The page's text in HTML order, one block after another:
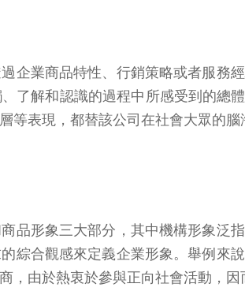
企業商品特性、行銷策略或者服務
了解和認識的過程中所感受到的總
表現，都替該公司在社會大眾的腦
品形象三大部分，其中機構形象泛
綜合觀感來定義企業形象。舉例來
由於熱衷於參與正向社會活動，因